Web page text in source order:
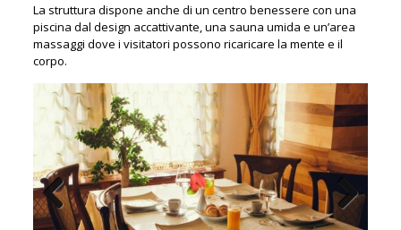
La struttura dispone anche di un centro benessere con una
piscina dal design accattivante, una sauna umida e un’area
massaggi dove i visitatori possono ricaricare la mente e il
corpo.
Previous Next